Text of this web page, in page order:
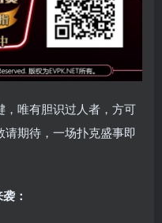
唯有胆识过人者，方可
期待，一场扑克盛事即
：